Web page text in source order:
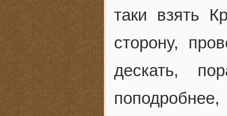
таки взять
сторону,
дескать,